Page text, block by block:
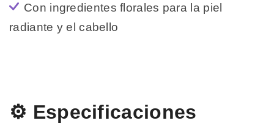
Con ingredientes florales para la piel
radiante y el cabello
⚙️ Especificaciones